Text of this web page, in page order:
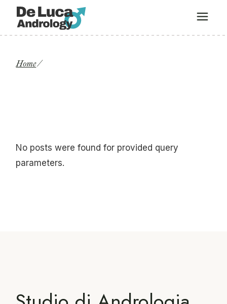
Home
No posts were found for provided query
parameters.